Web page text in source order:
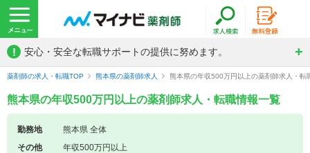
! 安心・安全な転職サポートの提供に努めます。
薬剤師の求人・転職TOP 熊本県の薬剤師求人 熊本県の年収500万円以上の薬剤師求人・転
熊本県の年収500万円以上の薬剤師求人・転職情報一覧
勤務地
熊本県 全体
その他
年収500万円以上